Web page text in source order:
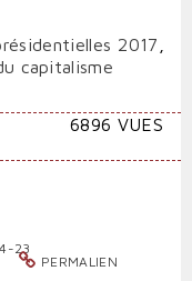
2017
capitalisme
6896 VUES
PERMALIEN
23